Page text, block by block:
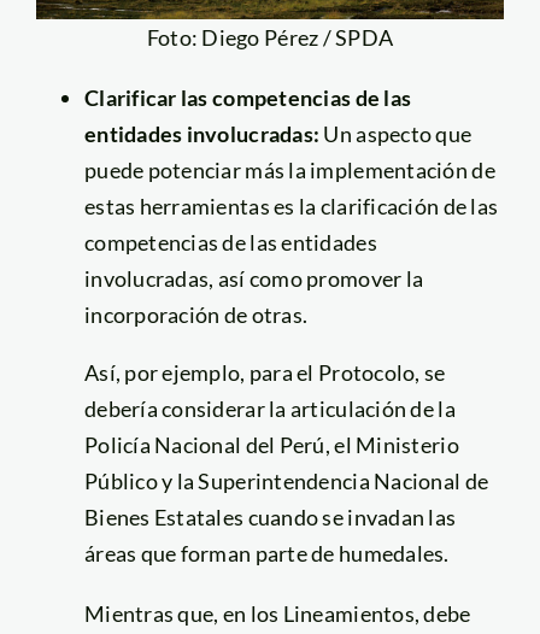
Foto: Diego Pérez / SPDA
Clarificar las competencias de las
entidades involucradas: Un aspecto que
puede potenciar más la implementación de
estas herramientas es la clarificación de las
competencias de las entidades
involucradas, así como promover la
incorporación de otras.
Así, por ejemplo, para el Protocolo, se
debería considerar la articulación de la
Policía Nacional del Perú, el Ministerio
Público y la Superintendencia Nacional de
Bienes Estatales cuando se invadan las
áreas que forman parte de humedales.
Mientras que, en los Lineamientos, debe